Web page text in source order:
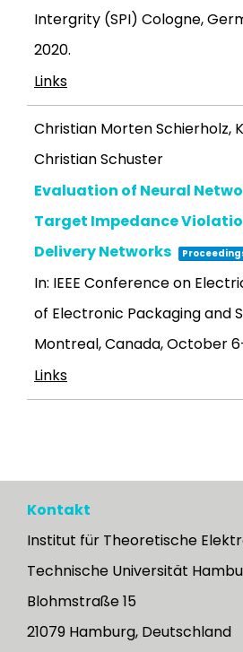
Intergrity (SPI) Cologne,
2020.
Links
Christian Morten Schierholz,
Christian Schuster
Evaluation of Neural
Target Impedance
Delivery Networks
In: IEEE Conference on
of Electronic Packaging and
Montreal, Canada, October
Links
Kontakt
Institut für Theoretische
Technische Universität
Blohmstraße 15
21079 Hamburg, Deutschland